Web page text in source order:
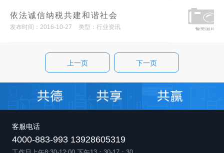
依法诚信纳税共建和谐社会
发布时间：2016-10-27 类型：行业资讯
上一页 下一页
客服电话
4000-883-993 13928605319